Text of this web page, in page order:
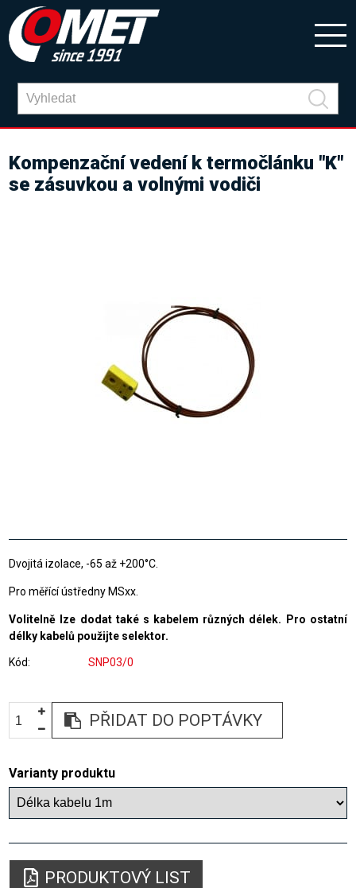
Kompenzační vedení k termočlánku "K"
se zásuvkou a volnými vodiči
Dvojitá izolace, -65 až +200°C.
Pro měřící ústředny MSxx.
Volitelně lze dodat také s kabelem různých délek. Pro ostatní
délky kabelů použijte selektor.
Kód SNP03/0
PŘIDAT DO POPTÁVKY
Varianty produktu
PRODUKTOVÝ LIST